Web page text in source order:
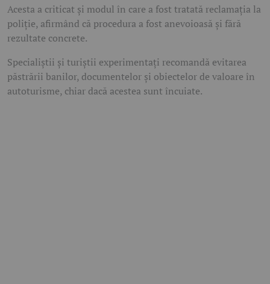
Acesta a criticat și modul în care a fost tratată reclamația la
poliție, afirmând că procedura a fost anevoioasă și fără
rezultate concrete.
Specialiștii și turiștii experimentați recomandă evitarea
păstrării banilor, documentelor și obiectelor de valoare în
autoturisme, chiar dacă acestea sunt încuiate.